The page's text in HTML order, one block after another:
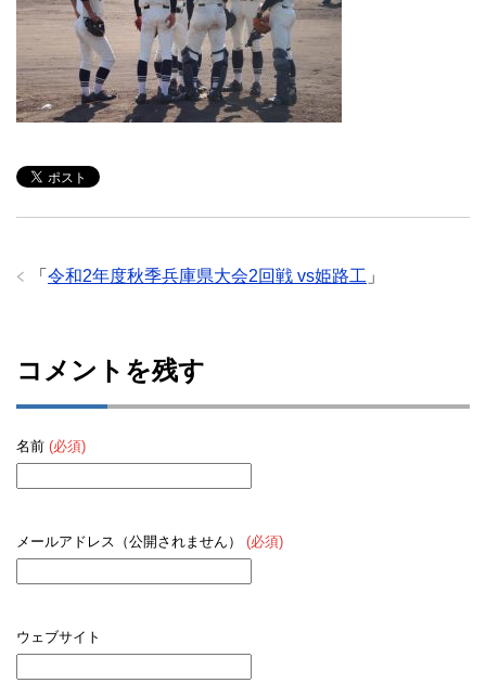
「 令和2年度秋季兵庫県大会2回戦 vs姫路工 」
コメントを残す
名前 (必須)
メールアドレス（公開されません） (必須)
ウェブサイト